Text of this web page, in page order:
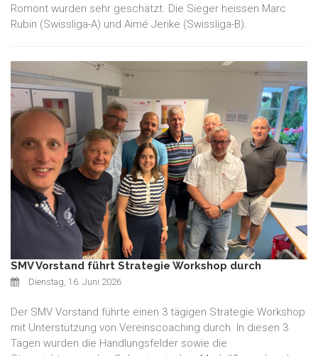
Romont wurden sehr geschätzt. Die Sieger heissen Marc
Rubin (Swissliga-A) und Aimé Jerike (Swissliga-B).
SMV Vorstand führt Strategie Workshop durch
Dienstag, 16. Juni 2026
Der SMV Vorstand führte einen 3 tägigen Strategie Workshop
mit Unterstützung von Vereinscoaching durch. In diesen 3
Tagen wurden die Handlungsfelder sowie die